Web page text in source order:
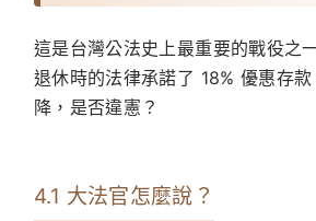
這是台灣公法史上最重要的戰役之
退休時的法律承諾了 18% 優惠存
降，是否違憲？
4.1 大法官怎麼說？